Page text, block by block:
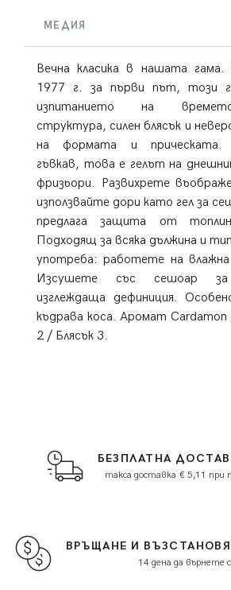
МЕДИЯ
Вечна класика в нашата гама.
1977 г. за първи път, този
изпитанието на
структура, силен блясък и
на формата и прическата.
гъвкав, това е гелът на
фризьори. Развихрете
използвайте дори като гел за
предлага защита от
Подходящ за всяка дължина и
употреба: работете на влажна
Изсушете със сешоар за
изглеждаща дефиниция.
къдрава коса. Аромат Cardamon
2 / Блясък 3.
БЕЗПЛАТНА
такса доставка € 5,11 при
ВРЪЩАНЕ И
14 дена да върнете